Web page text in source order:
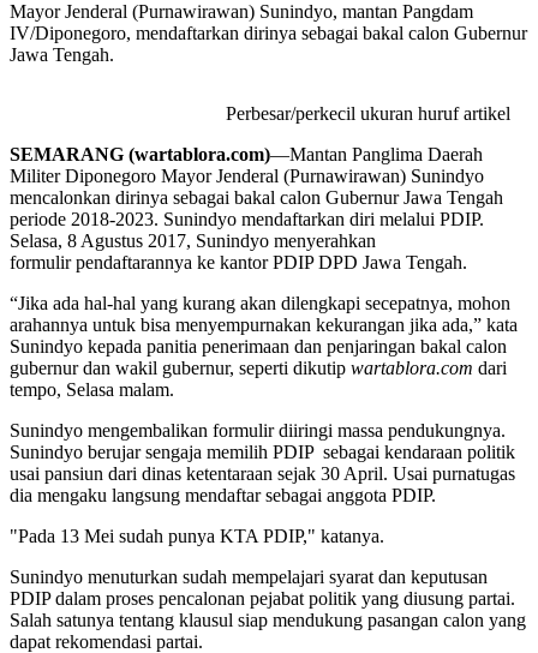
Mayor Jenderal (Purnawirawan) Sunindyo, mantan Pangdam
IV/Diponegoro, mendaftarkan dirinya sebagai bakal calon Gubernur
Jawa Tengah.
Perbesar/perkecil ukuran huruf artikel
SEMARANG (wartablora.com)—Mantan Panglima Daerah
Militer Diponegoro Mayor Jenderal (Purnawirawan) Sunindyo
mencalonkan dirinya sebagai bakal calon Gubernur Jawa Tengah
periode 2018-2023. Sunindyo mendaftarkan diri melalui PDIP.
Selasa, 8 Agustus 2017, Sunindyo menyerahkan
formulir pendaftarannya ke kantor PDIP DPD Jawa Tengah.
“Jika ada hal-hal yang kurang akan dilengkapi secepatnya, mohon
arahannya untuk bisa menyempurnakan kekurangan jika ada,” kata
Sunindyo kepada panitia penerimaan dan penjaringan bakal calon
gubernur dan wakil gubernur, seperti dikutip wartablora.com dari
tempo, Selasa malam.
Sunindyo mengembalikan formulir diiringi massa pendukungnya.
Sunindyo berujar sengaja memilih PDIP sebagai kendaraan politik
usai pansiun dari dinas ketentaraan sejak 30 April. Usai purnatugas
dia mengaku langsung mendaftar sebagai anggota PDIP.
"Pada 13 Mei sudah punya KTA PDIP," katanya.
Sunindyo menuturkan sudah mempelajari syarat dan keputusan
PDIP dalam proses pencalonan pejabat politik yang diusung partai.
Salah satunya tentang klausul siap mendukung pasangan calon yang
dapat rekomendasi partai.